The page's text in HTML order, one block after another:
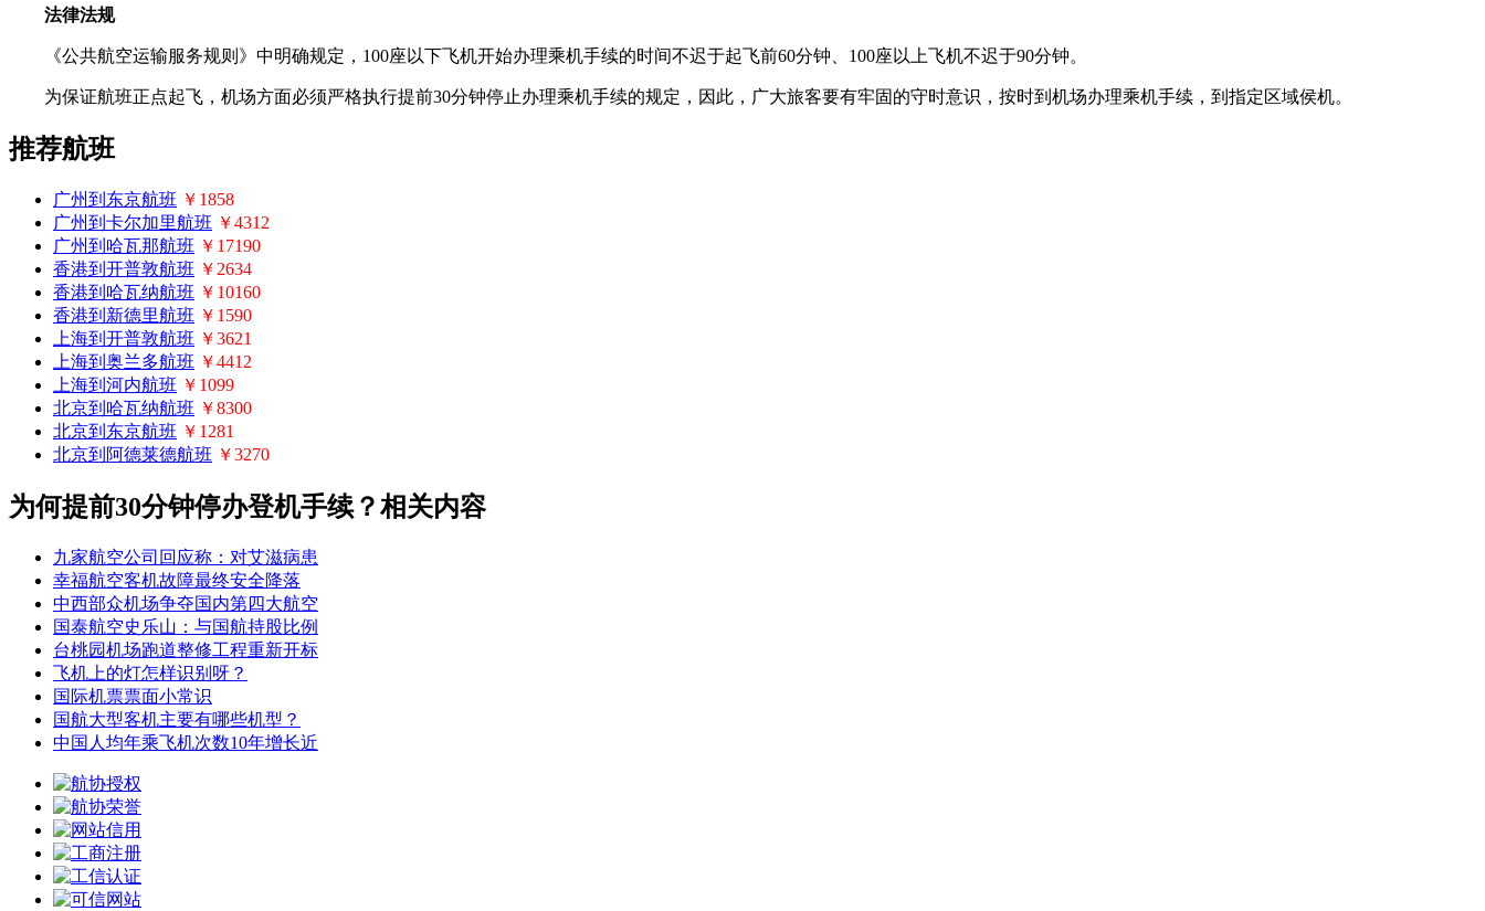
法律法规
《公共航空运输服务规则》中明确规定，100座以下飞机开始办理乘机手续的时间不迟于起飞前60分钟、100座以上飞机不迟于90分钟。
为保证航班正点起飞，机场方面必须严格执行提前30分钟停止办理乘机手续的规定，因此，广大旅客要有牢固的守时意识，按时到机场办理乘机手续，到指定区域侯机。
推荐航班
广州到东京航班 ￥1858
广州到卡尔加里航班 ￥4312
广州到哈瓦那航班 ￥17190
香港到开普敦航班 ￥2634
香港到哈瓦纳航班 ￥10160
香港到新德里航班 ￥1590
上海到开普敦航班 ￥3621
上海到奥兰多航班 ￥4412
上海到河内航班 ￥1099
北京到哈瓦纳航班 ￥8300
北京到东京航班 ￥1281
北京到阿德莱德航班 ￥3270
为何提前30分钟停办登机手续？相关内容
九家航空公司回应称：对艾滋病患
幸福航空客机故障最终安全降落
中西部众机场争夺国内第四大航空
国泰航空史乐山：与国航持股比例
台桃园机场跑道整修工程重新开标
飞机上的灯怎样识别呀？
国际机票票面小常识
国航大型客机主要有哪些机型？
中国人均年乘飞机次数10年增长近